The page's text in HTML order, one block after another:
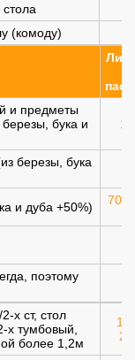
(комоду)
и предметы
бука и
березы, бука
и дуба +50%) 700
поэтому
х ст, стол
х тумбовый,
более 1,2м